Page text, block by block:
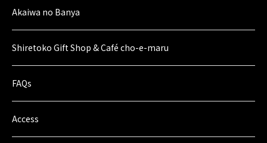
Akaiwa no Banya
Shiretoko Gift Shop & Café cho-e-maru
FAQs
Access